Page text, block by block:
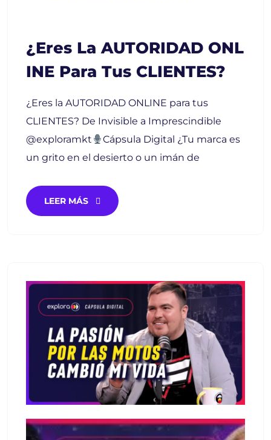
¿Eres La AUTORIDAD ONL
INE Para Tus CLIENTES?
¿Eres la AUTORIDAD ONLINE para tus
CLIENTES? De Invisible a Imprescindible
@exploramkt
Cápsula Digital ¿Tu marca es
un grito en el desierto o un imán de
LEER MÁS